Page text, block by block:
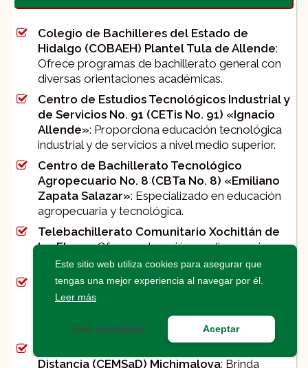
Colegio de Bachilleres del Estado de
Hidalgo (COBAEH) Plantel Tula de Allende:
Ofrece programas de bachillerato general con
diversas orientaciones académicas.
Centro de Estudios Tecnológicos Industrial y
de Servicios No. 91 (CETis No. 91) «Ignacio
Allende»: Proporciona educación tecnológica
industrial y de servicios a nivel medio superior.
Centro de Bachillerato Tecnológico
Agropecuario No. 8 (CBTa No. 8) «Emiliano
Zapata Salazar»: Especializado en educación
agropecuaria y tecnológica.
Telebachillerato Comunitario Xochitlán de
las Flores: Ofrece educación media superior en
la comunidad de Xochitlán de las Flores.
Centro de Educación Media Superior a
Distancia (CEMSaD) Bomintzha
bachillerato a distancia en la localidad de
Bomintzha.
Distancia (CEMSaD) Michimaloya: Brinda
Este sitio web utiliza cookies para asegurar que
tengas una mejor experiencia al navegar por él.
Leer más
Solo requeridas Aceptar